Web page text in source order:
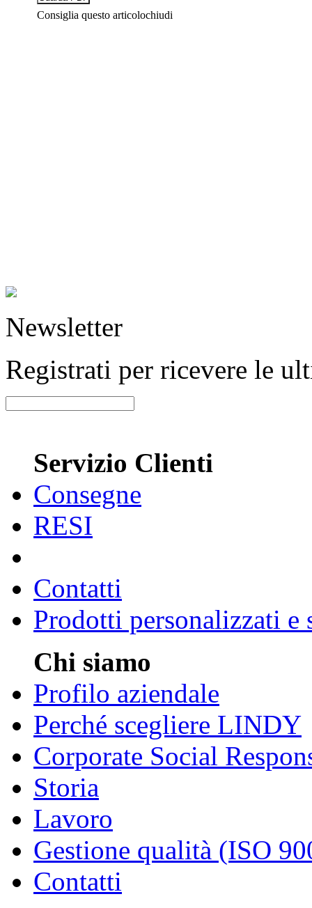
Consiglia questo articolochiudi
Newsletter
Registrati per ricevere le
Servizio Clienti
Consegne
RESI
Contatti
Prodotti personalizzati e
Chi siamo
Profilo aziendale
Perché scegliere LINDY
Corporate Social
Storia
Lavoro
Gestione qualità (ISO
Contatti